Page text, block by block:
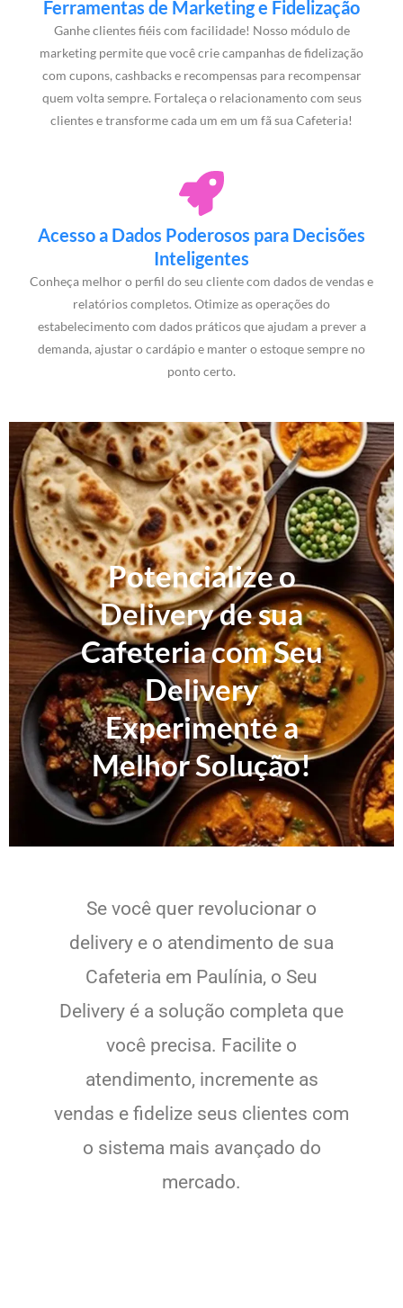
Ferramentas de Marketing e Fidelização
Ganhe clientes fiéis com facilidade! Nosso módulo de
marketing permite que você crie campanhas de fidelização
com cupons, cashbacks e recompensas para recompensar
quem volta sempre. Fortaleça o relacionamento com seus
clientes e transforme cada um em um fã sua Cafeteria!
Acesso a Dados Poderosos para Decisões
Inteligentes
Conheça melhor o perfil do seu cliente com dados de vendas e
relatórios completos. Otimize as operações do
estabelecimento com dados práticos que ajudam a prever a
demanda, ajustar o cardápio e manter o estoque sempre no
ponto certo.
Potencialize o
Delivery de sua
Cafeteria com Seu
Delivery
Experimente a
Melhor Solução!
Se você quer revolucionar o
delivery e o atendimento de sua
Cafeteria em Paulínia, o Seu
Delivery é a solução completa que
você precisa. Facilite o
atendimento, incremente as
vendas e fidelize seus clientes com
o sistema mais avançado do
mercado.